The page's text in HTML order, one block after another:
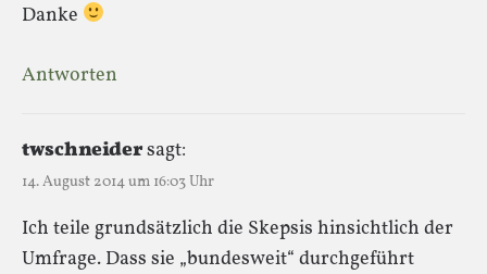
Danke
Antworten
twschneidersagt:
14. August 2014 um 16:03 Uhr
Ich teile grundsätzlich die Skepsis hinsichtlich der
Umfrage. Dass sie „bundesweit“ durchgeführt